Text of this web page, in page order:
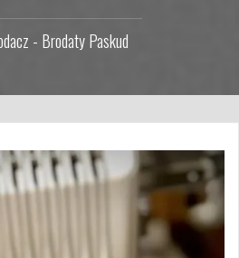
- Brodaty Paskud